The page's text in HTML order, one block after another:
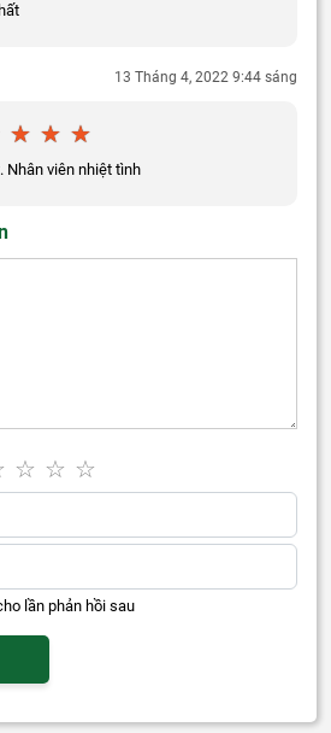
13 Tháng 4, 2022 9:44 sáng
Nhân viên nhiệt tình
lần phản hồi sau